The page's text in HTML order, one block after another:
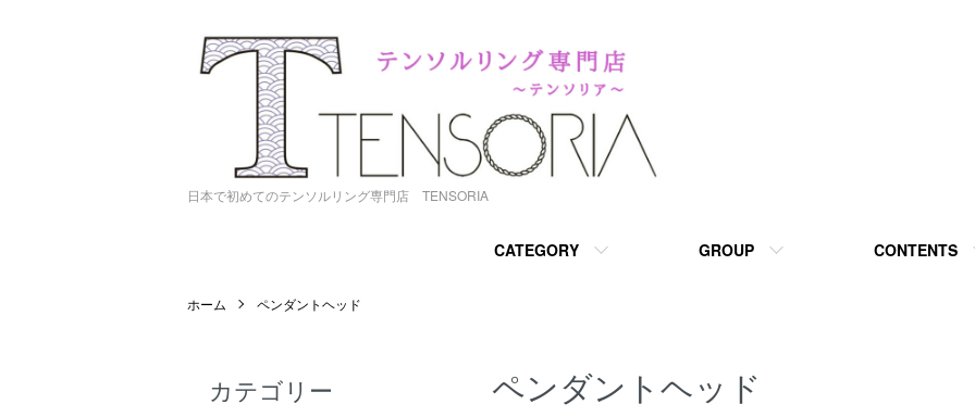
日本で初めてのテンソルリング専門店 TENSORIA
CATEGORY GROUP CONTENTS
ホーム ペンダントヘッド
ペンダントヘッド
カテゴリー